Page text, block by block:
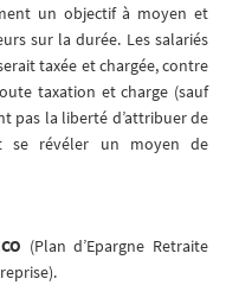
un objectif à moyen et
sur la durée. Les salariés
taxée et chargée, contre
taxation et charge (sauf
pas la liberté d’attribuer de
se révéler un moyen de
(Plan d’Epargne Retraite